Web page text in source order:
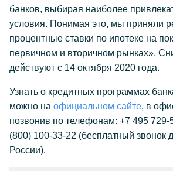
банков, выбирая наиболее
условия. Понимая это, мы приняли
процентные ставки по ипотеке на
первичном и вторичном рынках».
действуют с 14 октября 2020 года.
Узнать о кредитных программах
можно на официальном сайте, в
позвонив по телефонам: +7 495 729-
(800) 100-33-22 (бесплатный звонок
России).